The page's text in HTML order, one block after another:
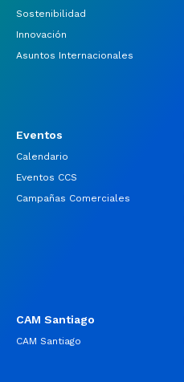
Sostenibilidad
Innovación
Asuntos Internacionales
Eventos
Calendario
Eventos CCS
Campañas Comerciales
CAM Santiago
CAM Santiago